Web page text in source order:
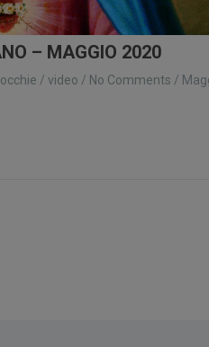
– MAGGIO 2020
/ video / No Comments /